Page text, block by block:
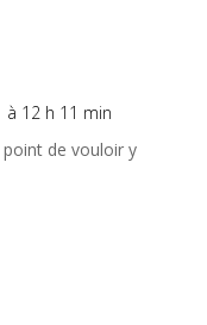
à 12 h 11 min
point de vouloir y